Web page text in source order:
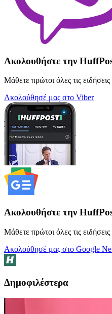
Ακολουθήστε την
Μάθετε πρώτοι όλες τις ειδήσεις
Ακολούθησέ μας στο Viber
Ακολουθήστε την
Μάθετε πρώτοι όλες τις ειδήσεις
Ακολούθησέ μας στο Google
Δημοφιλέστερα